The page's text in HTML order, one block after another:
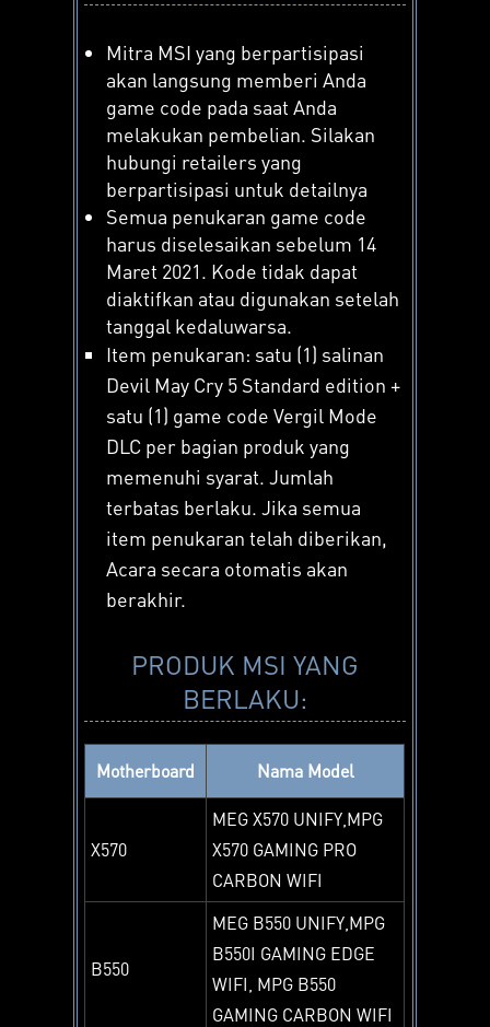
Mitra MSI yang berpartisipasi
akan langsung memberi Anda
game code pada saat Anda
melakukan pembelian. Silakan
hubungi retailers yang
berpartisipasi untuk detailnya
Semua penukaran game code
harus diselesaikan sebelum 14
Maret 2021. Kode tidak dapat
diaktifkan atau digunakan setelah
tanggal kedaluwarsa.
Item penukaran: satu (1) salinan
Devil May Cry 5 Standard edition +
satu (1) game code Vergil Mode
DLC per bagian produk yang
memenuhi syarat. Jumlah
terbatas berlaku. Jika semua
item penukaran telah diberikan,
Acara secara otomatis akan
berakhir.
PRODUK MSI YANG
BERLAKU:
Motherboard Nama Model
X570
MEG X570 UNIFY,MPG
X570 GAMING PRO
CARBON WIFI
B550
MEG B550 UNIFY,MPG
B550I GAMING EDGE
WIFI, MPG B550
GAMING CARBON WIFI